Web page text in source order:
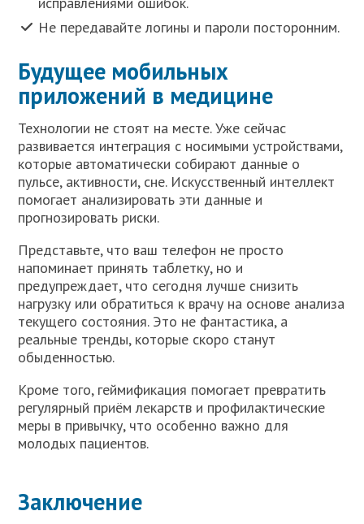
Не передавайте логины и пароли посторонним.
Будущее мобильных
приложений в медицине
Технологии не стоят на месте. Уже сейчас
развивается интеграция с носимыми устройствами,
которые автоматически собирают данные о
пульсе, активности, сне. Искусственный интеллект
помогает анализировать эти данные и
прогнозировать риски.
Представьте, что ваш телефон не просто
напоминает принять таблетку, но и
предупреждает, что сегодня лучше снизить
нагрузку или обратиться к врачу на основе анализа
текущего состояния. Это не фантастика, а
реальные тренды, которые скоро станут
обыденностью.
Кроме того, геймификация помогает превратить
регулярный приём лекарств и профилактические
меры в привычку, что особенно важно для
молодых пациентов.
Заключение